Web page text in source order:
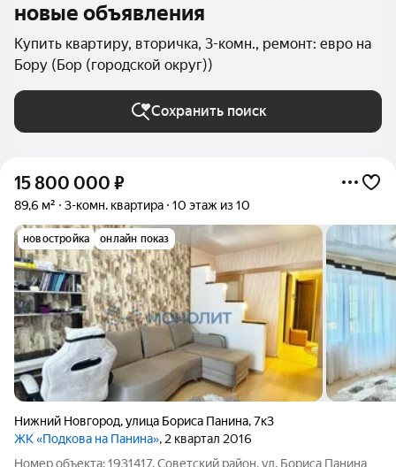
новые объявления
Купить квартиру, вторичка, 3-комн., ремонт: евро на
Бору (Бор (городской округ))
Сохранить поиск
15 800 000 ₽
89,6 м² 3-комн. квартира 10 этаж из 10
новостройка онлайн показ
Нижний Новгород,улица Бориса Панина,7к3
ЖК «Подкова на Панина», 2 квартал 2016
Номер объекта: 1931417. Советский район, ул. Бориса Панина